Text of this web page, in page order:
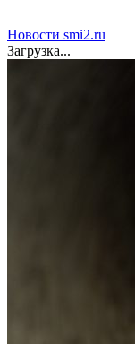
Новости smi2.ru
Загрузка...